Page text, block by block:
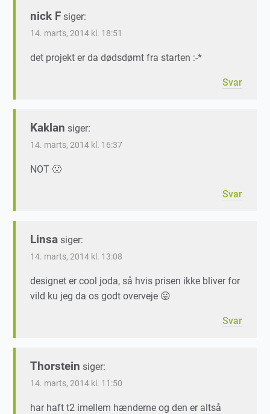
nick F siger:
14. marts, 2014 kl. 18:51
det projekt er da dødsdømt fra starten :-*
Svar
Kaklan siger:
14. marts, 2014 kl. 16:37
NOT 🙁
Svar
Linsa siger:
14. marts, 2014 kl. 13:08
designet er cool joda, så hvis prisen ikke bliver for
vild ku jeg da os godt overveje 😛
Svar
Thorstein siger:
14. marts, 2014 kl. 11:50
har haft t2 imellem hænderne og den er altså